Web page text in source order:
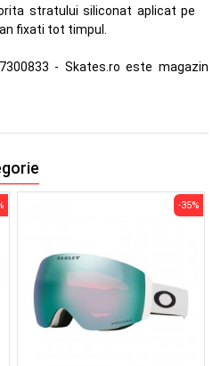
stratului siliconat aplicat pe
fixati tot timpul.
- Skates.ro este magazin
-35%